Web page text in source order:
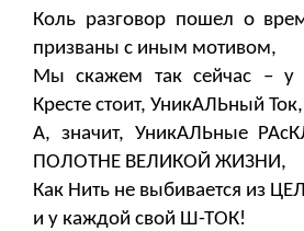
Коль разговор пошел о
призваны с иным мотивом,
Мы скажем так сейчас – у
Кресте стоит, УникАЛЬный Ток,
А, значит, УникАЛЬные
ПОЛОТНЕ ВЕЛИКОЙ ЖИЗНИ,
Как Нить не выбивается из
и у каждой свой Ш-ТОК!